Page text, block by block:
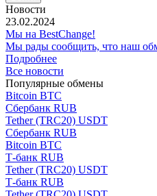
Новости
23.02.2024
Мы на BestChange!
Мы рады сообщить, что наш
Подробнее
Все новости
Популярные обмены
Bitcoin BTC
Сбербанк RUB
Tether (TRC20) USDT
Сбербанк RUB
Bitcoin BTC
Т-банк RUB
Tether (TRC20) USDT
Т-банк RUB